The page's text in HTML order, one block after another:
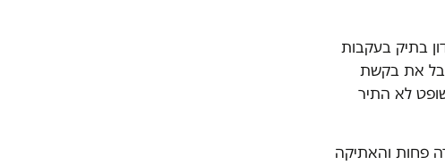
בתיק בעקבות
את בקשת
לא התיר
פחות והאתיקה